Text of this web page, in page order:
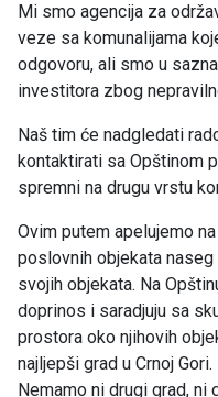
Mi smo agencija za
veze sa komunalijama
odgovoru, ali smo u
investitora zbog
Naš tim će nadgledati
kontaktirati sa Opštinom
spremni na drugu vrstu
Ovim putem apelujemo
poslovnih objekata
svojih objekata. Na
doprinos i saradjuju sa
prostora oko njihovih
najljepši grad u Crnoj Gori.
Nemamo ni drugi grad, ni